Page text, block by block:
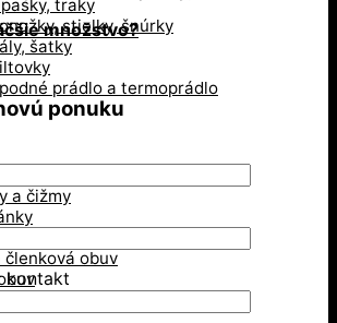
traky
stielky, šnúrky
šatky
prádlo a termoprádlo
a čižmy
členková obuv
množstvo?
ponuku
kontakt